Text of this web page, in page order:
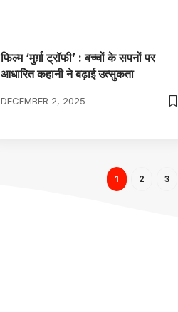
फिल्म ‘मुर्ग़ा ट्रॉफी’ : बच्चों के सपनों पर
आधारित कहानी ने बढ़ाई उत्सुकता
DECEMBER 2, 2025
1 2 3